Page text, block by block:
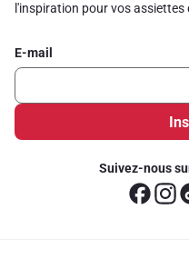
l'inspiration pour vos
E-mail
Suivez-nous